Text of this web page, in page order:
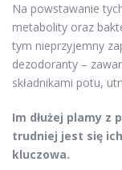
Na powstawanie
metabolity oraz
tym nieprzyjemny
dezodoranty –
składnikami potu,
Im dłużej plamy z
trudniej jest się
kluczowa.